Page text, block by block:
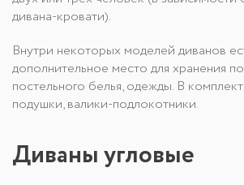
дивана-кровати).
Внутри некоторых моделей диванов
дополнительное место для хранения
постельного белья, одежды. В
подушки, валики-подлокотники.
Диваны угловые